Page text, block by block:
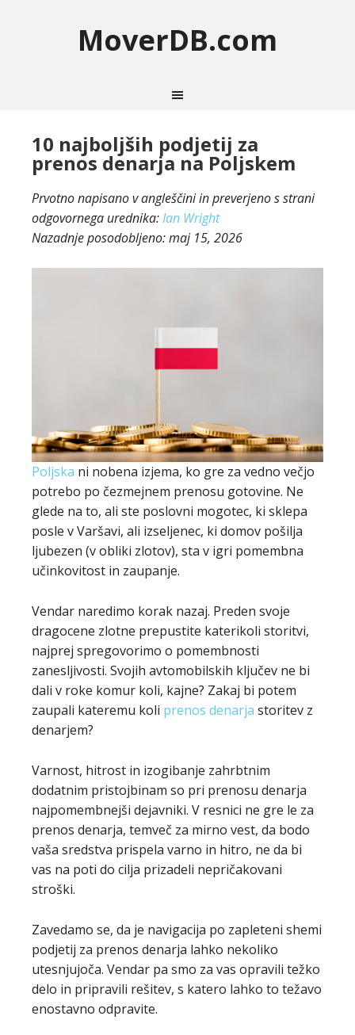
MoverDB.com
10 najboljših podjetij za
prenos denarja na Poljskem
Prvotno napisano v angleščini in preverjeno s strani
odgovornega urednika:Ian Wright
Nazadnje posodobljeno:maj 15, 2026
Poljska ni nobena izjema, ko gre za vedno večjo
potrebo po čezmejnem prenosu gotovine. Ne
glede na to, ali ste poslovni mogotec, ki sklepa
posle v Varšavi, ali izseljenec, ki domov pošilja
ljubezen (v obliki zlotov), sta v igri pomembna
učinkovitost in zaupanje.
Vendar naredimo korak nazaj. Preden svoje
dragocene zlotne prepustite katerikoli storitvi,
najprej spregovorimo o pomembnosti
zanesljivosti. Svojih avtomobilskih ključev ne bi
dali v roke komur koli, kajne? Zakaj bi potem
zaupali kateremu koli prenos denarja storitev z
denarjem?
Varnost, hitrost in izogibanje zahrbtnim
dodatnim pristojbinam so pri prenosu denarja
najpomembnejši dejavniki. V resnici ne gre le za
prenos denarja, temveč za mirno vest, da bodo
vaša sredstva prispela varno in hitro, ne da bi
vas na poti do cilja prizadeli nepričakovani
stroški.
Zavedamo se, da je navigacija po zapleteni shemi
podjetij za prenos denarja lahko nekoliko
utesnjujoča. Vendar pa smo za vas opravili težko
delo in pripravili rešitev, s katero lahko to težavo
enostavno odpravite.